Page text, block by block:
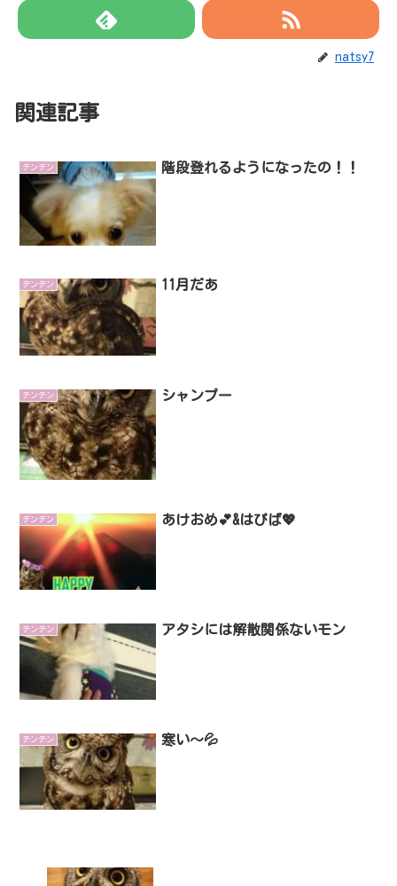
natsy7
関連記事
テンテン 階段登れるようになったの！！
テンテン 11月だあ
テンテン シャンプー
テンテン あけおめ💕&はぴば💖
テンテン アタシには解散関係ないモン
テンテン 寒い～💦